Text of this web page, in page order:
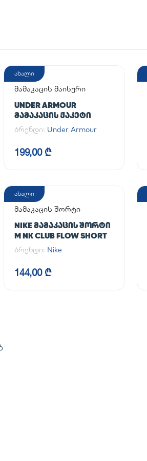
ახალი
მამაკაცის მაისური
UNDER ARMOUR
ᲛᲐᲛᲐᲙᲐᲪᲘᲡ ᲟᲐᲙᲔᲢᲘ
ბრენდი: Under Armour
199,00 ₾
ახალი
მამაკაცის შორტი
NIKE ᲛᲐᲛᲐᲙᲐᲪᲘᲡ ᲨᲝᲠᲢᲘ
M NK CLUB FLOW SHORT
ბრენდი: Nike
144,00 ₾